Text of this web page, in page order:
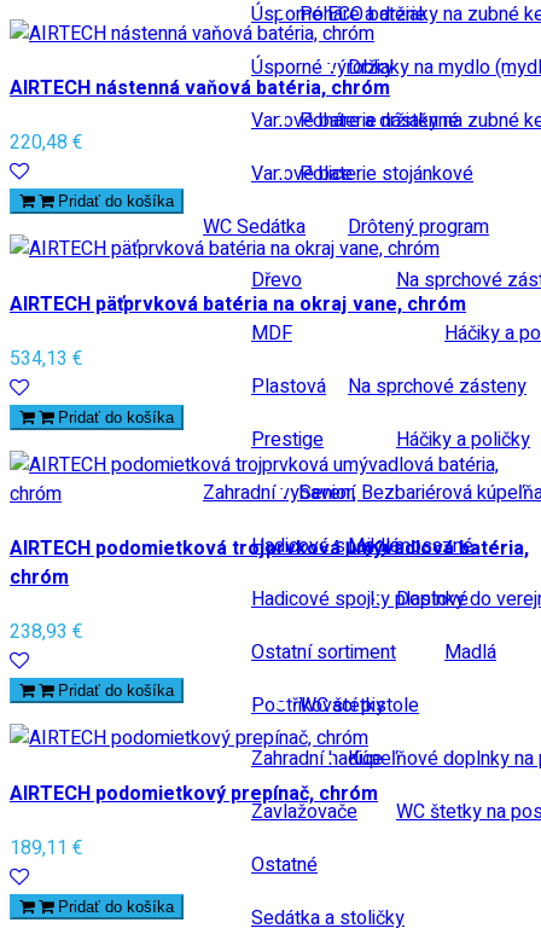
Úsporné ECO baterie
Úsporné výrobky
Vanové baterie nástěnné
Vanové baterie stojánkové
WC Sedátka
Dřevo
MDF
Plastová
Prestige
Zahradní vybavení
Hadicové spojky mosazné
Hadicové spojky plastové
Ostatní sortiment
Postřikovací pistole
Zahradní hadice
Zavlažovače
Poháre a držiaky na zubné
Držiaky na mydlo
Poháre a držiaky na zubné
Police
Drôtený program
Na sprchové
Háčiky a
Na sprchové zásteny
Háčiky a poličky
Senior, Bezbariérová
Madlá
Doplnky do
Madlá
WC štetky
Kúpeľňové doplnky
WC štetky na
Ostatné
Sedátka a stoličky
AIRTECH nástenná vaňová batéria, chróm
220,48 €
Pridať do košíka
AIRTECH päťprvková batéria na okraj vane, chróm
534,13 €
Pridať do košíka
AIRTECH podomietková trojprvková umývadlová batéria,
chróm
238,93 €
Pridať do košíka
AIRTECH podomietkový prepínač, chróm
189,11 €
Pridať do košíka